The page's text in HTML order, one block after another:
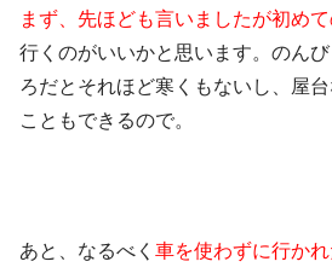
まず、先ほども言いましたが初め
行くのがいいかと思います。のん
ろだとそれほど寒くもないし、屋
こともできるので。
あと、なるべく車を使わずに行か